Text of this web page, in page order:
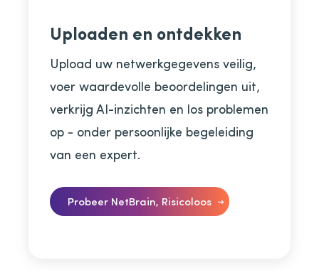
Uploaden en ontdekken
Upload uw netwerkgegevens veilig,
voer waardevolle beoordelingen uit,
verkrijg AI-inzichten en los problemen
op - onder persoonlijke begeleiding
van een expert.
Probeer NetBrain, Risicoloos